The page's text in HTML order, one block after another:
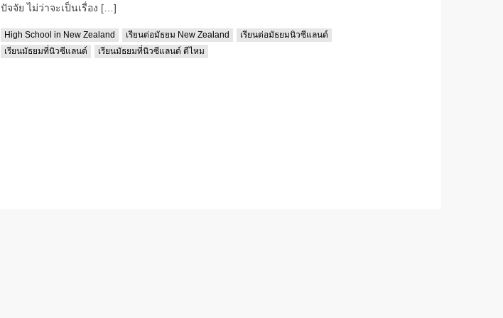
ปัจจัย ไม่ว่าจะเป็นเรื่อง […]
High School in New Zealand เรียนต่อมัธยม New Zealand
เรียนต่อมัธยมนิวซีแลนด์
เรียนมัธยมที่นิวซีแลนด์
เรียนมัธยมที่นิวซีแลนด์ ดีไหม